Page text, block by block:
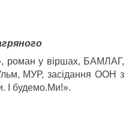
роман у віршах, БАМЛАГ,
МУР, засідання ООН з
І будемо.Ми!».